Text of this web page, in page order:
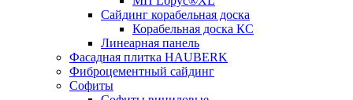
Сайдинг корабельная доска
Корабельная доска КС
Линеарная панель
Фасадная плитка HAUBERK
Фиброцементный сайдинг
Софиты